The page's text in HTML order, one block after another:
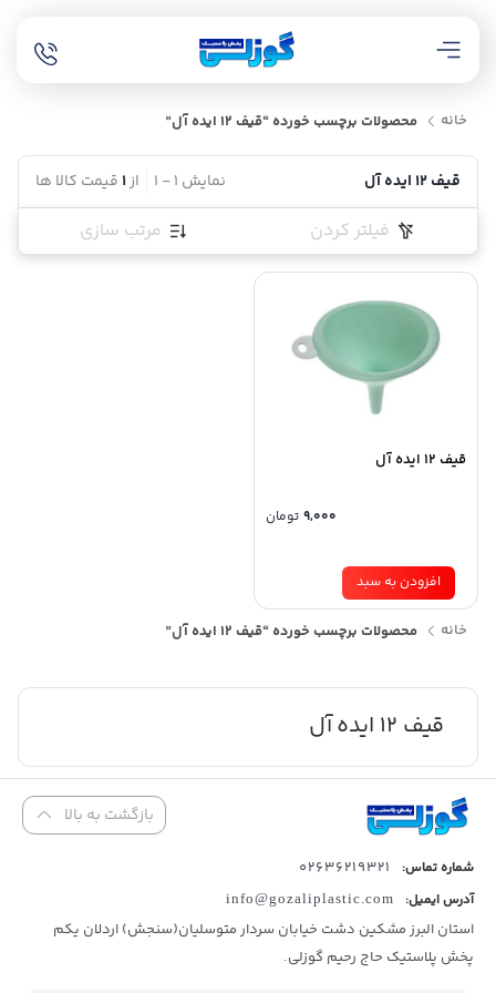
خانه محصولات برچسب خورده “قیف 12 ایده آل”
قیف 12 ایده آل نمایش 1
-
1 از1قیمت کالا ها
فیلتر کردن مرتب سازی
قیف 12 ایده آل
تومان
افزودن به سبد
خانه محصولات برچسب خورده “قیف 12 ایده آل”
قیف 12 ایده آل
بازگشت به بالا
شماره تماس: 02636219321
آدرس ایمیل: info@gozaliplastic.com
استان البرز مشکین دشت خیابان سردار متوسلیان(سنجش) اردلان یکم
پخش پلاستیک حاج رحیم گوزلی.